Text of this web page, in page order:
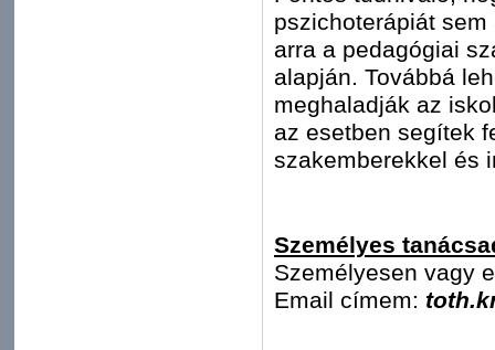
pszichoterápiát
arra a pedagógiai
alapján. Továbbá
meghaladják az
az esetben segítek
szakemberekkel és
Személyes
Személyesen vagy
Email címem: